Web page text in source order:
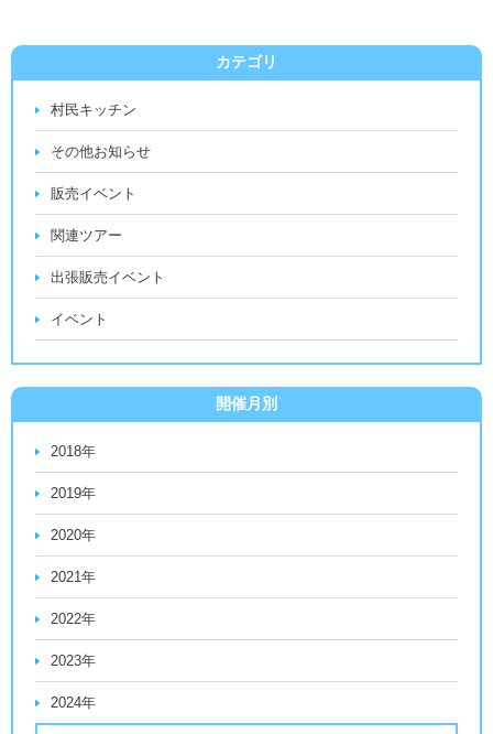
カテゴリ
村民キッチン
その他お知らせ
販売イベント
関連ツアー
出張販売イベント
イベント
開催月別
2018年
2019年
2020年
2021年
2022年
2023年
2024年